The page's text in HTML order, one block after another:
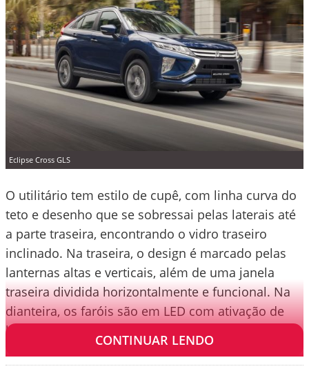
Eclipse Cross GLS
O utilitário tem estilo de cupê, com linha curva do
teto e desenho que se sobressai pelas laterais até
a parte traseira, encontrando o vidro traseiro
inclinado. Na traseira, o design é marcado pelas
lanternas altas e verticais, além de uma janela
traseira dividida horizontalmente e funcional. Na
dianteira, os faróis são em LED com ativação de
luzes altas automática.
CONTINUAR LENDO